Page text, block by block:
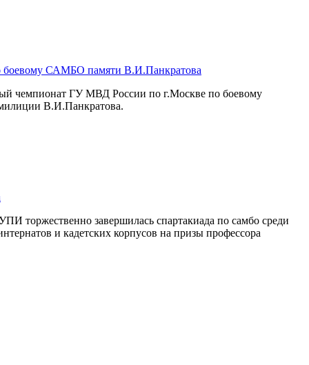
боевому САМБО памяти В.И.Панкратова
чемпионат ГУ МВД России по г.Москве по боевому
В.И.Панкратова.
торжественно завершилась спартакиада по самбо среди
и кадетских корпусов на призы профессора